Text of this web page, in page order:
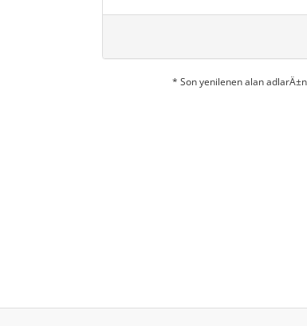
* Son yenilenen alan